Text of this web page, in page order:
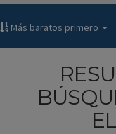
Más baratos primero